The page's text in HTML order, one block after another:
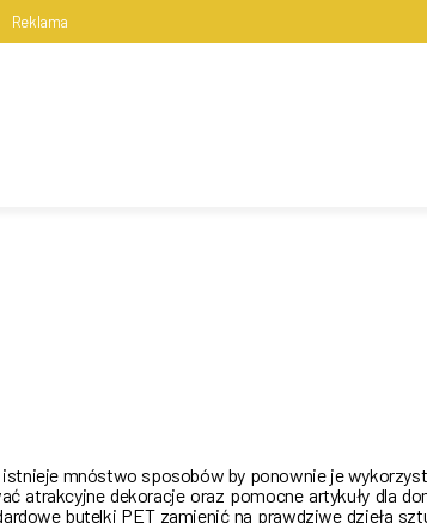
Reklama
mnóstwo sposobów by ponownie je
atrakcyjne dekoracje oraz pomocne artykuły dla
butelki PET zamienić na prawdziwe dzieła